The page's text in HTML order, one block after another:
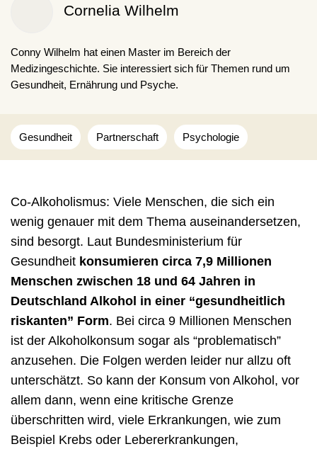
Cornelia Wilhelm
Conny Wilhelm hat einen Master im Bereich der
Medizingeschichte. Sie interessiert sich für Themen rund um
Gesundheit, Ernährung und Psyche.
Gesundheit Partnerschaft Psychologie
Co-Alkoholismus: Viele Menschen, die sich ein
wenig genauer mit dem Thema auseinandersetzen,
sind besorgt. Laut Bundesministerium für
Gesundheit konsumieren circa 7,9 Millionen
Menschen zwischen 18 und 64 Jahren in
Deutschland Alkohol in einer “gesundheitlich
riskanten” Form. Bei circa 9 Millionen Menschen
ist der Alkoholkonsum sogar als “problematisch”
anzusehen. Die Folgen werden leider nur allzu oft
unterschätzt. So kann der Konsum von Alkohol, vor
allem dann, wenn eine kritische Grenze
überschritten wird, viele Erkrankungen, wie zum
Beispiel Krebs oder Lebererkrankungen,